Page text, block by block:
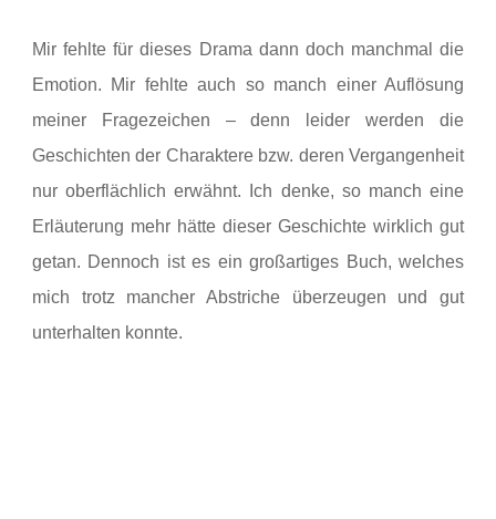
Mir fehlte für dieses Drama dann doch manchmal die
Emotion. Mir fehlte auch so manch einer Auflösung
meiner Fragezeichen – denn leider werden die
Geschichten der Charaktere bzw. deren Vergangenheit
nur oberflächlich erwähnt. Ich denke, so manch eine
Erläuterung mehr hätte dieser Geschichte wirklich gut
getan. Dennoch ist es ein großartiges Buch, welches
mich trotz mancher Abstriche überzeugen und gut
unterhalten konnte.